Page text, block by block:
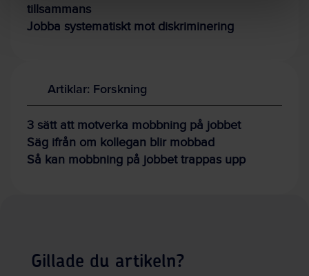
tillsammans
Jobba systematiskt mot diskriminering
Artiklar: Forskning
3 sätt att motverka mobbning på jobbet
Säg ifrån om kollegan blir mobbad
Så kan mobbning på jobbet trappas upp
Gillade du artikeln?